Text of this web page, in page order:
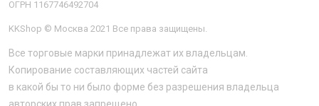
ОГРН 1167746492704
KKShop © Москва 2021 Все права защищены.
Все торговые марки принадлежат их владельцам.
Копирование составляющих частей сайта
в какой бы то ни было форме без разрешения владельца